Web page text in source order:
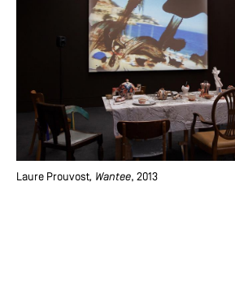
Laure Prouvost, Wantee, 2013